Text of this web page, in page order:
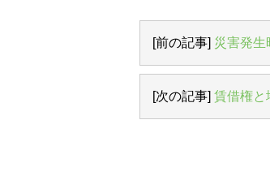
[前の記事] 災害発生
[次の記事] 賃借権と